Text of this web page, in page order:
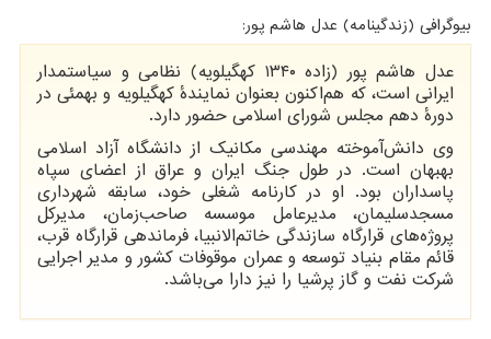
بیوگرافی (زندگینامه) عدل هاشم پور:
عدل هاشم پور (زاده ۱۳۴۰ کهگیلویه) نظامی و سیاستمدار
ایرانی است، که هم‌اکنون بعنوان نمایندهٔ کهگیلویه و بهمئی در
دورهٔ دهم مجلس شورای اسلامی حضور دارد.
وی دانش‌آموخته مهندسی مکانیک از دانشگاه آزاد اسلامی
بهبهان است. در طول جنگ ایران و عراق از اعضای سپاه
پاسداران بود. او در کارنامه شغلی خود، سابقه شهرداری
مسجدسلیمان، مدیرعامل موسسه صاحب‌زمان، مدیرکل
پروژه‌های قرارگاه سازندگی خاتم‌الانبیا، فرماندهی قرارگاه قرب،
قائم مقام بنیاد توسعه و عمران موقوفات کشور و مدیر اجرایی
شرکت نفت و گاز پرشیا را نیز دارا می‌باشد.